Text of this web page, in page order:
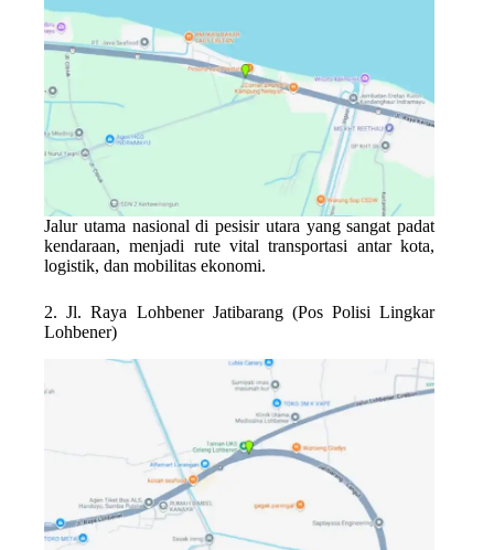
Jalur utama nasional di pesisir utara yang sangat padat
kendaraan, menjadi rute vital transportasi antar kota,
logistik, dan mobilitas ekonomi.
2. Jl. Raya Lohbener Jatibarang (Pos Polisi Lingkar
Lohbener)